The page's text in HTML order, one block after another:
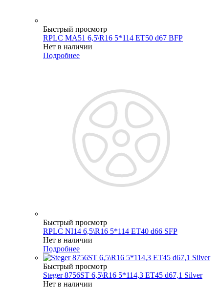
Быстрый просмотр
RPLC MA51 6,5\R16 5*114 ET50 d67 BFP
Нет в наличии
Подробнее
Быстрый просмотр
RPLC NI14 6,5\R16 5*114 ET40 d66 SFP
Нет в наличии
Подробнее
Быстрый просмотр
Steger 8756ST 6,5\R16 5*114,3 ET45 d67,1 Silver
Нет в наличии